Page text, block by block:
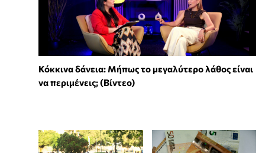
Κόκκινα δάνεια: Μήπως το μεγαλύτερο λάθος είναι
να περιμένεις; (Βίντεο)